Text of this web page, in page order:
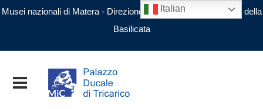
Musei nazionali di Matera - Direzione regionale Musei nazionali della
Basilicata
Italian